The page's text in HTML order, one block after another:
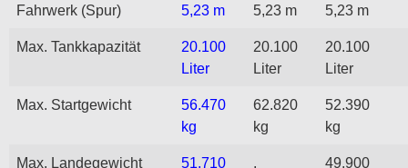
Fahrwerk (Spur) 5,23 m 5,23 m 5,23 m
Max. Tankkapazität
20.100
Liter
20.100
Liter
20.100
Liter
Max. Startgewicht
56.470
kg
62.820
kg
52.390
kg
Max. Landegewicht 51.710 . 49.900